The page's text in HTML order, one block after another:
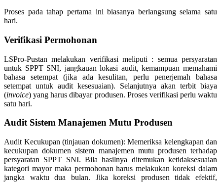
Proses pada tahap pertama ini biasanya berlangsung selama satu
hari.
Verifikasi Permohonan
LSPro-Pustan melakukan verifikasi meliputi : semua persyaratan
untuk SPPT SNI, jangkauan lokasi audit, kemampuan memahami
bahasa setempat (jika ada kesulitan, perlu penerjemah bahasa
setempat untuk audit kesesuaian). Selanjutnya akan terbit biaya
(invoice) yang harus dibayar produsen. Proses verifikasi perlu waktu
satu hari.
Audit Sistem Manajemen Mutu Produsen
Audit Kecukupan (tinjauan dokumen): Memeriksa kelengkapan dan
kecukupan dokumen sistem manajemen mutu produsen terhadap
persyaratan SPPT SNI. Bila hasilnya ditemukan ketidaksesuaian
kategori mayor maka permohonan harus melakukan koreksi dalam
jangka waktu dua bulan. Jika koreksi produsen tidak efektif,